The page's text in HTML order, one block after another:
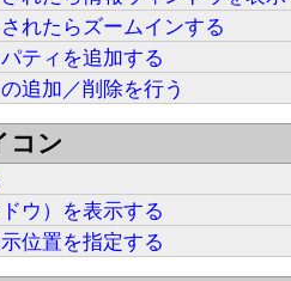
れたらズームインする
ティを追加する
追加／削除を行う
コン
ウ）を表示する
位置を指定する